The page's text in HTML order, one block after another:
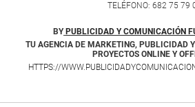
TELÉFONO: 682 75 79
BY PUBLICIDAD Y COMUNICACIÓN
TU AGENCIA DE MARKETING, PUBLICIDAD
PROYECTOS ONLINE Y
HTTPS://